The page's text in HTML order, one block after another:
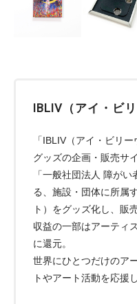
IBLIV（アイ・ビ
「IBLIV（アイ・ビリ
グッズの企画・販売サイ
「一般社団法人 障が
る、施設・団体に所属
ト）をグッズ化し、販
収益の一部はアーティ
に還元。
世界にひとつだけのア
トやアート活動を応援